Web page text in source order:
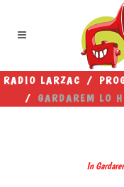
RADIO LARZAC /
/ GARDAREM LO
In